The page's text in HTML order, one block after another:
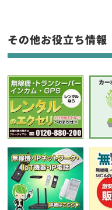
フリーワード入力
選択
その他お役立ち情報